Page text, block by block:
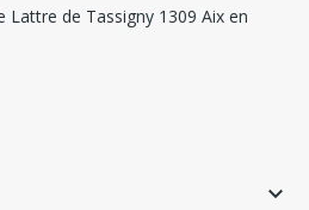
Lattre de Tassigny 1309 Aix en
keyboard_arrow_down